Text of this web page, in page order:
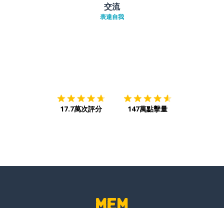
交流
表達自我
17.7萬次評分 147萬點擊量